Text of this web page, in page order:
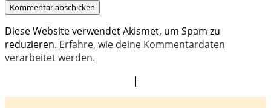
Diese Website verwendet Akismet, um Spam zu
reduzieren. Erfahre, wie deine Kommentardaten
verarbeitet werden.
|